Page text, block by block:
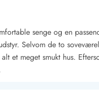
Kontakt FanøKontakt
senge og en
Selvom de to
et meget smukt hus.